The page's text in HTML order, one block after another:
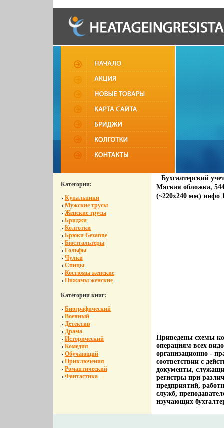
Категории:
Купальники
Мужские трусы
Женские трусы
Бриджи
Колготки
Брюки Gezanne
Бюстгальтеры
Гольфы
Чулки
Спицы
Костюмы женские
Пижамы женские
Категории книг:
Биографический
Военный
Детектив
Драма
Исторический
Комедия
Обучающий
Приключения
Романтический
Фантастика
Бухгалтерский
Мягкая обложка,
(~220x240 мм) инфо
Приведены схемы
операциям всех
организационно -
соответствии с
документы,
регистры при
предприятий,
служб,
изучающих